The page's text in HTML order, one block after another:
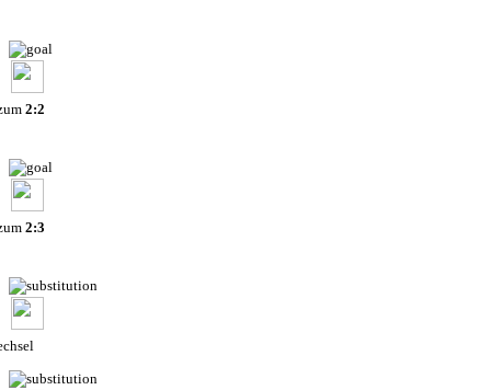
2:2
2:3